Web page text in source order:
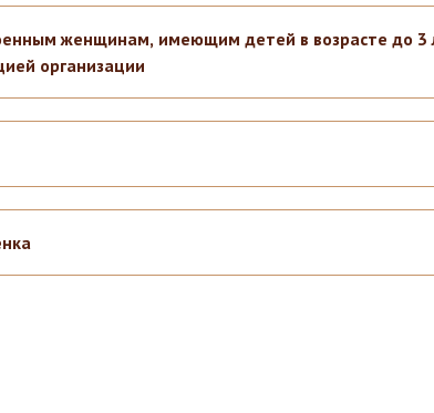
женщинам, имеющим детей в возрасте до 3
организации